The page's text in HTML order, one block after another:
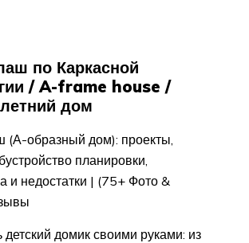
по Каркасной
/ A-frame house /
дом
образный дом): проекты,
планировки,
и недостатки | (75+ Фото &
детский домик своими руками: из